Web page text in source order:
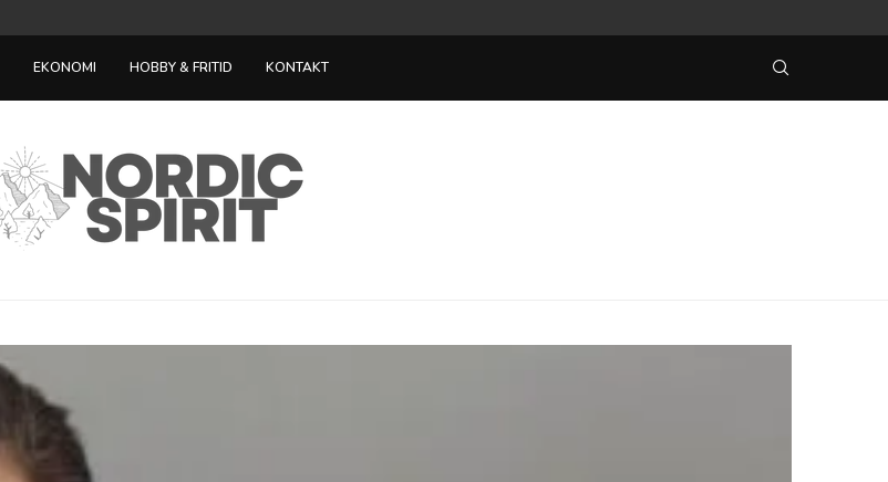
EKONOMI HOBBY & FRITID KONTAKT